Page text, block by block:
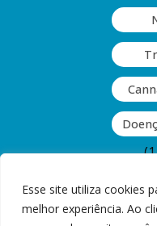
Esse site utiliza cookies
melhor experiência. Ao
Rua Guinle,